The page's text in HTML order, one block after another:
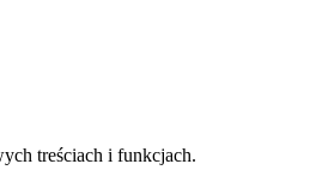
treściach i funkcjach.